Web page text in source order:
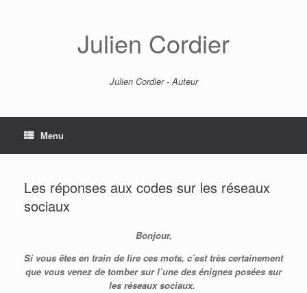
Julien Cordier
Julien Cordier - Auteur
Menu
Les réponses aux codes sur les réseaux
sociaux
Bonjour,
Si vous êtes en train de lire ces mots, c’est très certainement
que vous venez de tomber sur l’une des énignes posées sur
les réseaux sociaux.